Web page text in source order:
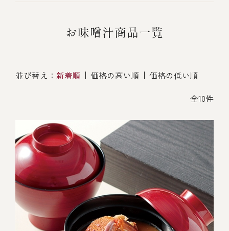
お味噌汁商品一覧
並び替え： 新着順 価格の高い順 価格の低い順
全10件